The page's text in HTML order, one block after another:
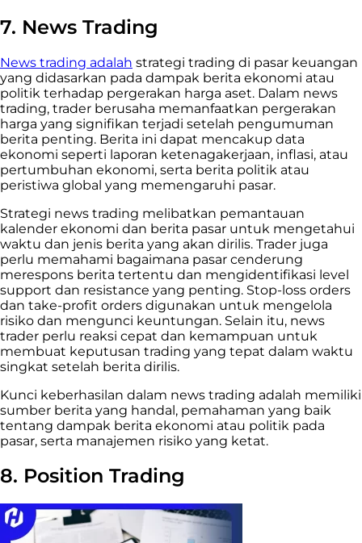
7. News Trading
News trading adalah strategi trading di pasar keuangan
yang didasarkan pada dampak berita ekonomi atau
politik terhadap pergerakan harga aset. Dalam news
trading, trader berusaha memanfaatkan pergerakan
harga yang signifikan terjadi setelah pengumuman
berita penting. Berita ini dapat mencakup data
ekonomi seperti laporan ketenagakerjaan, inflasi, atau
pertumbuhan ekonomi, serta berita politik atau
peristiwa global yang memengaruhi pasar.
Strategi news trading melibatkan pemantauan
kalender ekonomi dan berita pasar untuk mengetahui
waktu dan jenis berita yang akan dirilis. Trader juga
perlu memahami bagaimana pasar cenderung
merespons berita tertentu dan mengidentifikasi level
support dan resistance yang penting. Stop-loss orders
dan take-profit orders digunakan untuk mengelola
risiko dan mengunci keuntungan. Selain itu, news
trader perlu reaksi cepat dan kemampuan untuk
membuat keputusan trading yang tepat dalam waktu
singkat setelah berita dirilis.
Kunci keberhasilan dalam news trading adalah memiliki
sumber berita yang handal, pemahaman yang baik
tentang dampak berita ekonomi atau politik pada
pasar, serta manajemen risiko yang ketat.
8. Position Trading